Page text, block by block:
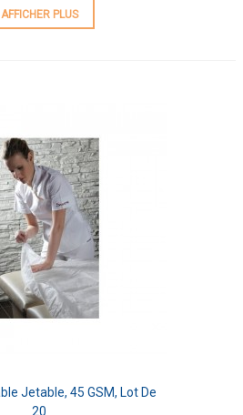
AFFICHER PLUS
Jetable, 45 GSM, Lot De
20